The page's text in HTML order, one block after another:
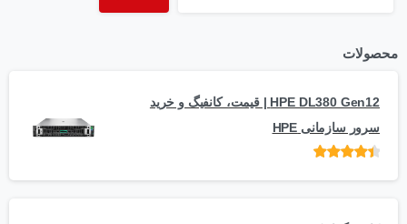
محصولات
HPE DL380 Gen12 | قیمت، کانفیگ و خرید
سرور سازمانی HPE